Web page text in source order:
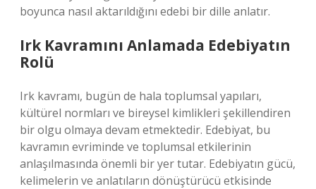
boyunca nasıl aktarıldığını edebi bir dille anlatır.
Irk Kavramını Anlamada Edebiyatın
Rolü
Irk kavramı, bugün de hala toplumsal yapıları,
kültürel normları ve bireysel kimlikleri şekillendiren
bir olgu olmaya devam etmektedir. Edebiyat, bu
kavramın evriminde ve toplumsal etkilerinin
anlaşılmasında önemli bir yer tutar. Edebiyatın gücü,
kelimelerin ve anlatıların dönüştürücü etkisinde